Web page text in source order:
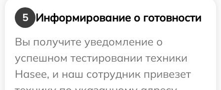
5
Информирование о готовности
Вы получите уведомление о
успешном тестировании техники
Hasee, и наш сотрудник привезет